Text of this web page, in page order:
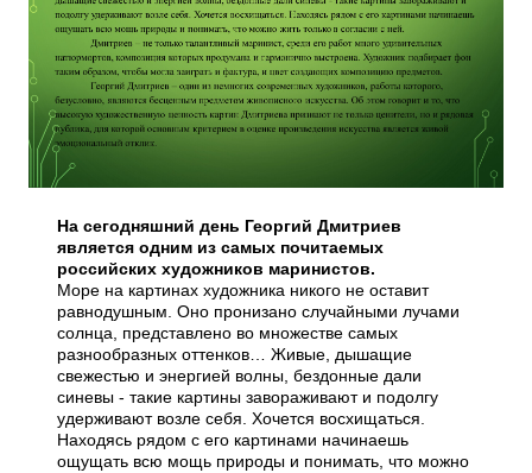
На сегодняшний день Георгий Дмитриев
является одним из самых почитаемых
российских художников маринистов.
Море на картинах художника никого не оставит
равнодушным. Оно пронизано случайными лучами
солнца, представлено во множестве самых
разнообразных оттенков… Живые, дышащие
свежестью и энергией волны, бездонные дали
синевы - такие картины завораживают и подолгу
удерживают возле себя. Хочется восхищаться.
Находясь рядом с его картинами начинаешь
ощущать всю мощь природы и понимать, что можно